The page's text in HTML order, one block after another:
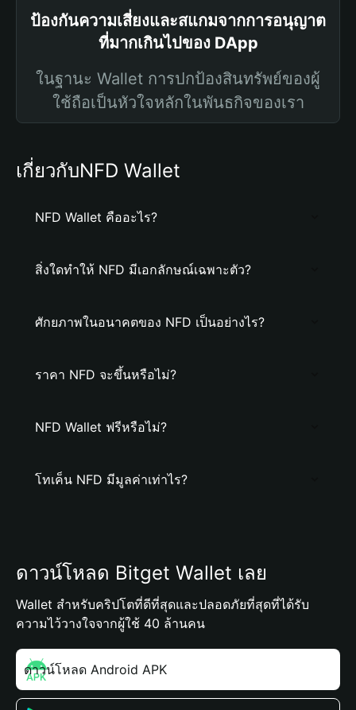
ป้องกันความเสี่ยงและสแกมจากการอนุญาต
ที่มากเกินไปของ DApp
ในฐานะ Wallet การปกป้องสินทรัพย์ของผู้
ใช้ถือเป็นหัวใจหลักในพันธกิจของเรา
เกี่ยวกับNFD Wallet
NFD Wallet คืออะไร?
สิ่งใดทำให้ NFD มีเอกลักษณ์เฉพาะตัว?
ศักยภาพในอนาคตของ NFD เป็นอย่างไร?
ราคา NFD จะขึ้นหรือไม่?
NFD Wallet ฟรีหรือไม่?
โทเค็น NFD มีมูลค่าเท่าไร?
ดาวน์โหลด Bitget Wallet เลย
Wallet สำหรับคริปโตที่ดีที่สุดและปลอดภัยที่สุดที่ได้รับ
ความไว้วางใจจากผู้ใช้ 40 ล้านคน
ดาวน์โหลด Android APK